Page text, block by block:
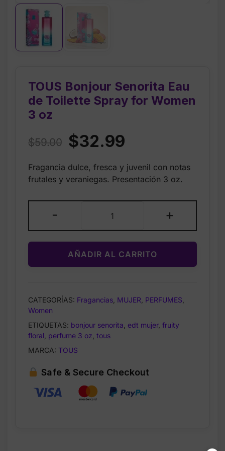
TOUS Bonjour Senorita Eau
de Toilette Spray for Women
3 oz
$59.00 Original
was:
$32.99
is:
Fragancia dulce, fresca y juvenil con notas
frutales y veraniegas. Presentación 3 oz.
-
Bonjour
Senorita
Eau
de
Toilette
Women
oz
+
AÑADIR AL CARRITO
CATEGORÍAS: Fragancias MUJER PERFUMES
Women
ETIQUETAS: bonjour senorita edt mujer, fruity
floral perfume 3 oz tous
MARCA: TOUS
Safe & Secure Checkout